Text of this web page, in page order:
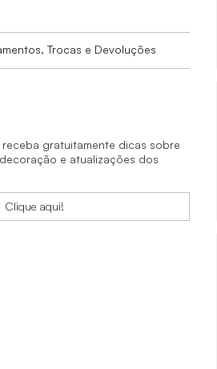
Trocas e Devoluções
gratuitamente dicas sobre
e atualizações dos
Clique aqui!